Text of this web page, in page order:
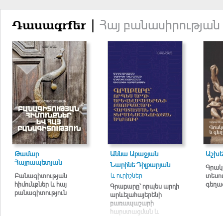
Դասագրքեր | Հայ
Թամար
Հայրապետյան
Բանագիտության
հիմունքներ և հայ
բանագիտություն
Աննա Աբաջյան
Նարինե Դիլբարյան
և ուրիշներ
Գրաբարը՝ որպես արդի
արևելահայերենի
բառապաշարի
հարստացման և